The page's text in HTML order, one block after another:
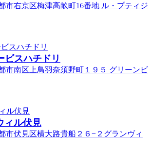
市右京区梅津高畝町16番地 ル・プティジ
ビスハチドリ
市南区上鳥羽奈須野町１９５ グリーンビ
ィル伏見
市伏見区横大路貴船２６−２グランヴィ